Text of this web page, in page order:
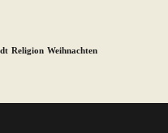
Religion Weihnachten